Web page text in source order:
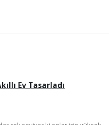
Ev Tasarladı